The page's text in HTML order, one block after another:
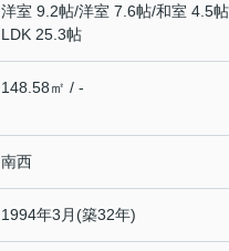
洋室 9.2帖/洋室 7.6帖/和室 4.5帖
LDK 25.3帖
148.58㎡ / -
南西
1994年3月(築32年)